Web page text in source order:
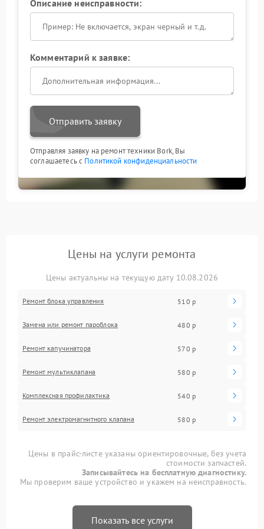
Описание неисправности:
Комментарий к заявке:
Отправить заявку
Отправляя заявку на ремонт техники Bork, Вы
соглашаетесь с Политикой конфиденциальности
Цены на услуги ремонта
Цены актуальны на текущую дату 10.08.2026
Ремонт блока управления 510 р
Замена или ремонт пароблока 480 р
Ремонт капучинатора 570 р
Ремонт мультиклапана 580 р
Комплексная профилактика 540 р
Ремонт электромагнитного клапана 580 р
Цены в прайс-листе указаны ориентировочные, без учета
стоимости запчастей.
Записывайтесь на бесплатную диагностику.
Мы проверим ваше устройство и укажем на неисправность.
Показать все услуги